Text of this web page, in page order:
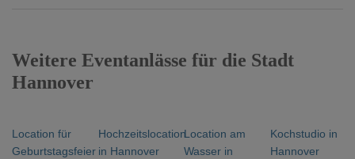
Weitere Eventanlässe für die Stadt
Hannover
Location für
Geburtstagsfeier
Hochzeitslocation
in Hannover
Location am
Wasser in
Kochstudio in
Hannover